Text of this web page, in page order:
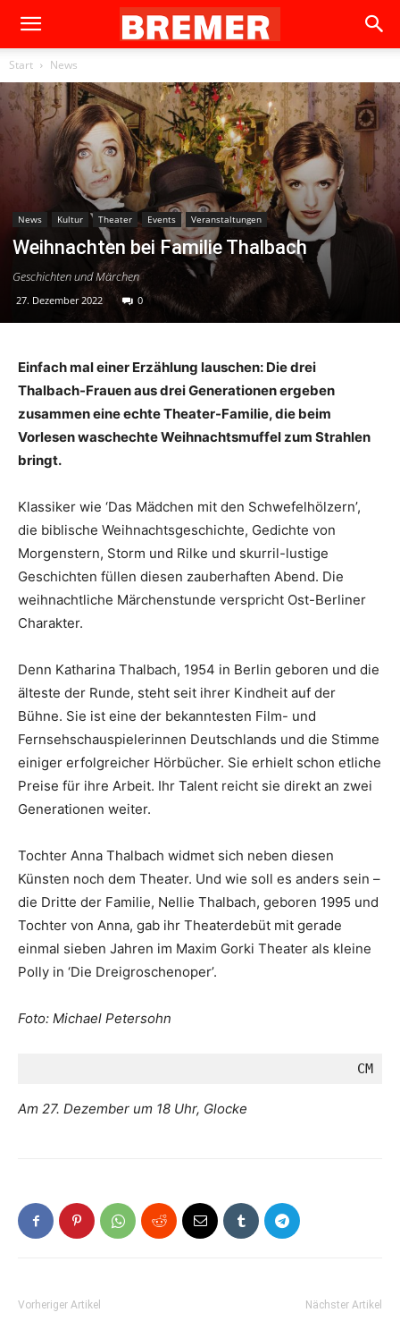
Start News
News Kultur Theater Events Veranstaltungen
Weihnachten bei Familie Thalbach
Geschichten und Märchen
27. Dezember 2022 0
Einfach mal einer Erzählung lauschen: Die drei
Thalbach-Frauen aus drei Generationen ergeben
zusammen eine echte Theater-Familie, die beim
Vorlesen waschechte Weihnachtsmuffel zum Strahlen
bringt.
Klassiker wie ‘Das Mädchen mit den Schwefelhölzern’,
die biblische Weihnachtsgeschichte, Ge­dichte von
Morgenstern, Storm und Rilke und skurril-lustige
Geschichten füllen diesen zauberhaften Abend. Die
weihnachtliche Märchenstunde verspricht Ost-Berliner
Charakter.
Denn Katharina Thalbach, 1954 in Berlin geboren und die
älteste der Runde, steht seit ihrer Kindheit auf der
Bühne. Sie ist eine der bekanntesten Film- und
Fernsehschauspielerinnen Deutschlands und die Stimme
einiger erfolgreicher Hörbücher. Sie erhielt schon etliche
Preise für ihre Arbeit. Ihr Talent reicht sie direkt an zwei
Generationen weiter.
Tochter Anna Thalbach widmet sich neben diesen
Künsten noch dem Theater. Und wie soll es anders sein –
die Dritte der Familie, Nellie Thalbach, geboren 1995 und
Tochter von Anna, gab ihr Theaterdebüt mit gerade
einmal sieben Jahren im Maxim Gorki Theater als kleine
Polly in ‘Die Dreigroschenoper’.
Foto: Michael Petersohn
CM
Am 27. Dezember um 18 Uhr, Glocke
Vorheriger Artikel Nächster Artikel